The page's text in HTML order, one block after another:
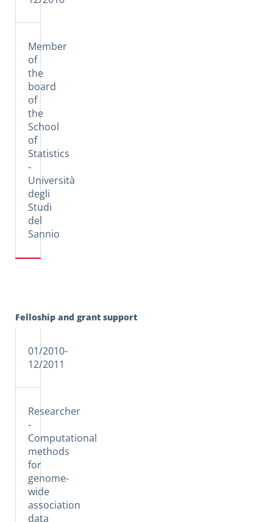
Member
of
the
board
of
the
School
of
Statistics
-
Università
degli
Studi
del
Sannio
Felloship and grant support
01/2010-
12/2011
Researcher
-
Computational
methods
for
genome-
wide
association
data